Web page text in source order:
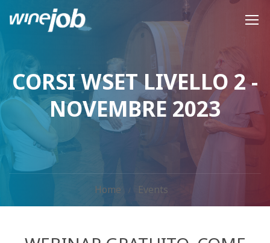
CORSI WSET LIVELLO 2 -
NOVEMBRE 2023
Home Events